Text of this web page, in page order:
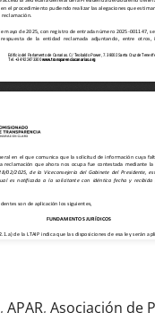
, APAR, Asociación de